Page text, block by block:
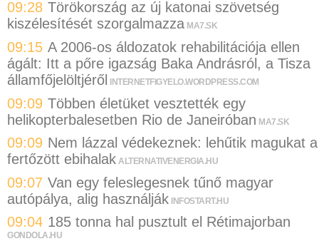
09:28 Törökország az új katonai szövetség
kiszélesítését szorgalmazza MA7.SK
09:15 A 2006-os áldozatok rehabilitációja ellen
ágált: Itt a pőre igazság Baka Andrásról, a Tisza
államfőjelöltjéről
INTERNETFIGYELO.WORDPRESS.COM
09:09 Többen életüket vesztették egy
helikopterbalesetben Rio de Janeiróban MA7.SK
09:09 Nem lázzal védekeznek: lehűtik magukat a
fertőzött ebihalak ALTERNATIVENERGIA.HU
09:07 Van egy feleslegesnek tűnő magyar
autópálya, alig használják INFOSTART.HU
09:04 185 tonna hal pusztult el Rétimajorban
GONDOLA.HU